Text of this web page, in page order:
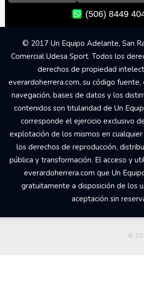
(506) 8449
© 2017 Un Equipo Adelante, San
Comercial Udesa Sport. Todos los
derechos de propiedad
everardoherrera.com, su código
navegación, bases de datos y los
contenidos son titularidad de Un
corresponde el ejercicio exclusivo
explotación de los mismos en
los derechos de reproducción,
pública y transformación. El acceso y
everardoherrera.com que Un
gratuitamente a disposición de los
aceptación sin
©